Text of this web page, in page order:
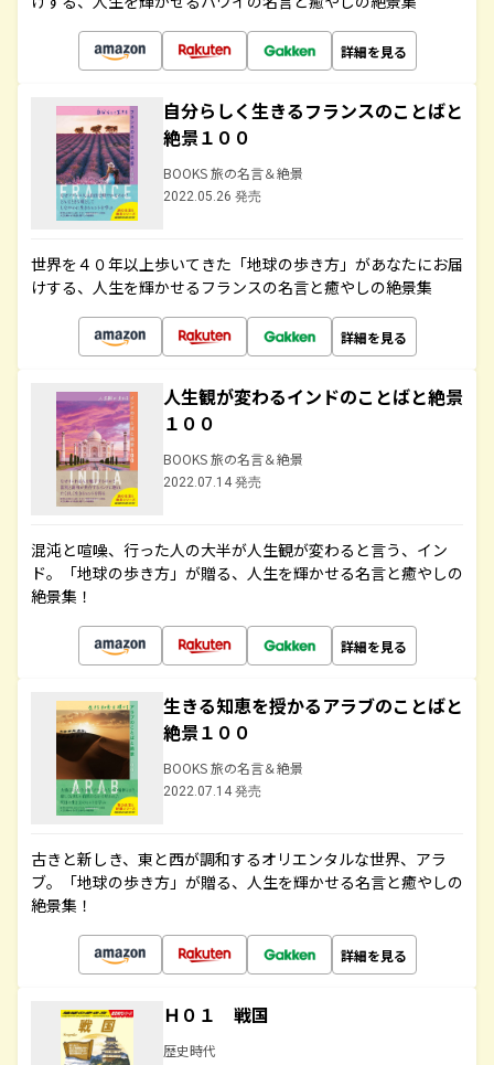
詳細を見る
自分らしく生きるフランスのことばと
絶景１００
BOOKS 旅の名言＆絶景
2022.05.26 発売
世界を４０年以上歩いてきた「地球の歩き方」があなたにお届
けする、人生を輝かせるフランスの名言と癒やしの絶景集
詳細を見る
人生観が変わるインドのことばと絶景
１００
BOOKS 旅の名言＆絶景
2022.07.14 発売
混沌と喧噪、行った人の大半が人生観が変わると言う、イン
ド。「地球の歩き方」が贈る、人生を輝かせる名言と癒やしの
絶景集！
詳細を見る
生きる知恵を授かるアラブのことばと
絶景１００
BOOKS 旅の名言＆絶景
2022.07.14 発売
古きと新しき、東と西が調和するオリエンタルな世界、アラ
ブ。「地球の歩き方」が贈る、人生を輝かせる名言と癒やしの
絶景集！
詳細を見る
Ｈ０１ 戦国
歴史時代